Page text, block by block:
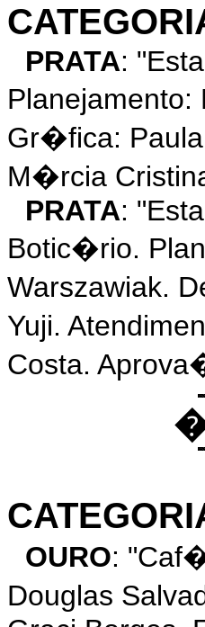
PRATA:
Gr�fica:
M�rcia
PRATA:
Botic�rio.
Warszawiak.
Yuji.
Costa.
OURO:
Douglas